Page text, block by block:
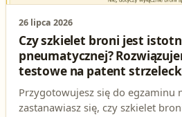
26 lipca 2026
Czy szkielet broni jest
pneumatycznej?
testowe na patent
Przygotowujesz się do egzaminu
zastanawiasz się, czy szkielet